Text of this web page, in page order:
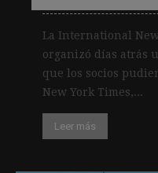
La International
organizó días atrás
que los socios
New York Times,...
Leer más